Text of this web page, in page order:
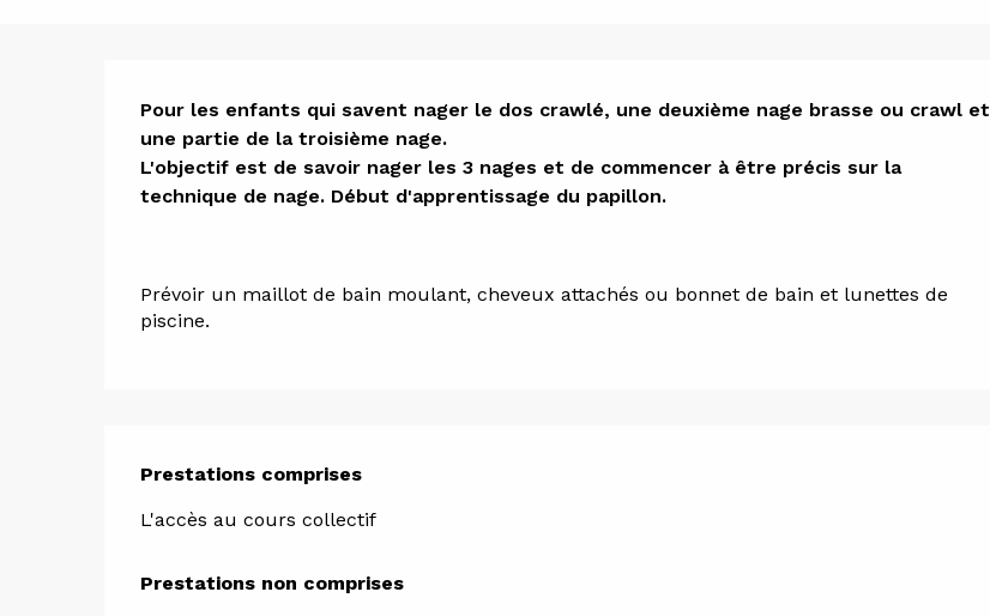
Description
Pour les enfants qui savent nager le dos crawlé, une deuxième nage brasse ou crawl et
une partie de la troisième nage.
L'objectif est de savoir nager les 3 nages et de commencer à être précis sur la
technique de nage. Début d'apprentissage du papillon.
Prévoir un maillot de bain moulant, cheveux attachés ou bonnet de bain et lunettes de
piscine.
Prestations comprises
Prestations comprises
L'accès au cours collectif
Prestations non comprises
Prestations non comprises